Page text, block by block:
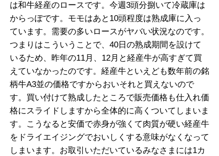
は和牛経産のロースです。今週3頭分捌いて冷蔵庫は
からっぽです。モモはあと10頭程度は熟成庫に入っ
ています。需要の多いロースがヤバい状況なのです。
つまりはこういうことで、40日の熟成期間を設けて
いるため、昨年の11月、12月と経産牛が高すぎて買
えていなかったのです。経産牛といえども数年前の銘
柄牛A3並の価格ですからおいそれと買えないので
す。買い付けて熟成したところで販売価格も仕入れ価
格にスライドしますから全体的に高くついてしまいま
す。こうなると安価で赤身が強くて肉質が硬い経産牛
をドライエイジングでおいしくする意味がなくなって
しまいます。お取引いただいているみなさまには1カ